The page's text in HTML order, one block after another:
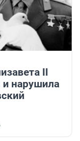
II
и нарушила